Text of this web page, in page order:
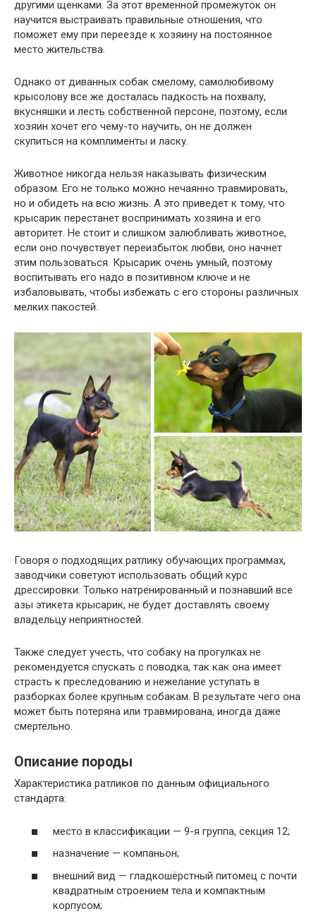
другими щенками. За этот временной промежуток он
научится выстраивать правильные отношения, что
поможет ему при переезде к хозяину на постоянное
место жительства.
Однако от диванных собак смелому, самолюбивому
крысолову все же досталась падкость на похвалу,
вкусняшки и лесть собственной персоне, поэтому, если
хозяин хочет его чему-то научить, он не должен
скупиться на комплименты и ласку.
Животное никогда нельзя наказывать физическим
образом. Его не только можно нечаянно травмировать,
но и обидеть на всю жизнь. А это приведет к тому, что
крысарик перестанет воспринимать хозяина и его
авторитет. Не стоит и слишком залюбливать животное,
если оно почувствует переизбыток любви, оно начнет
этим пользоваться. Крысарик очень умный, поэтому
воспитывать его надо в позитивном ключе и не
избаловывать, чтобы избежать с его стороны различных
мелких пакостей.
Говоря о подходящих ратлику обучающих программах,
заводчики советуют использовать общий курс
дрессировки. Только натренированный и познавший все
азы этикета крысарик, не будет доставлять своему
владельцу неприятностей.
Также следует учесть, что собаку на прогулках не
рекомендуется спускать с поводка, так как она имеет
страсть к преследованию и нежелание уступать в
разборках более крупным собакам. В результате чего она
может быть потеряна или травмирована, иногда даже
смертельно.
Описание породы
Характеристика ратликов по данным официального
стандарта:
место в классификации — 9-я группа, секция 12;
назначение — компаньон;
внешний вид — гладкошёрстный питомец с почти
квадратным строением тела и компактным
корпусом;